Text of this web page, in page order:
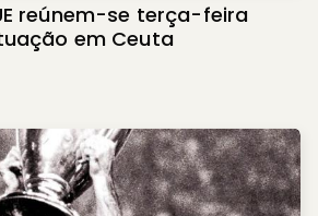
reúnem-se terça-feira
em Ceuta